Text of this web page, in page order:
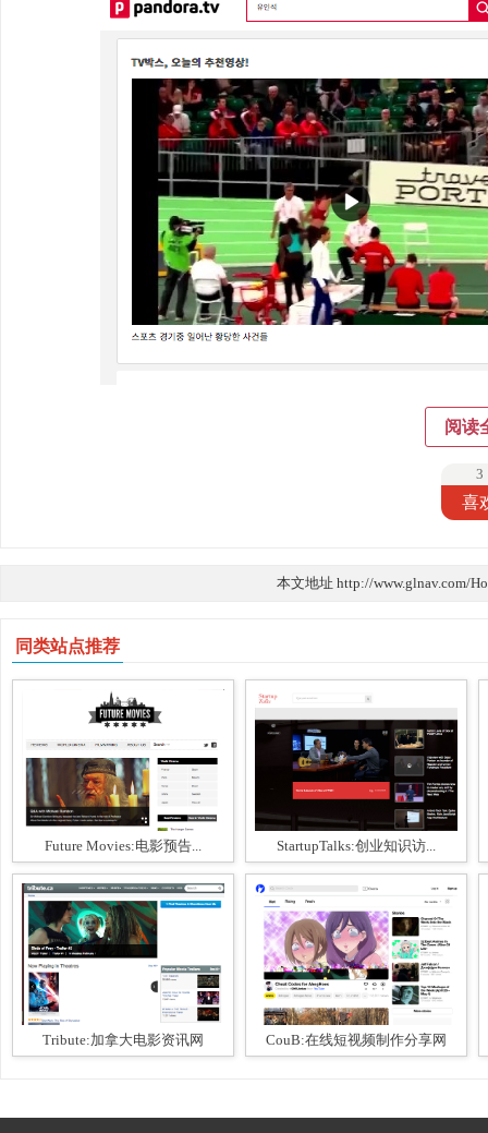
阅读
3
喜
本文地址 http://www.glnav.com/
同类站点推荐
Future Movies:电影预告... StartupTalks:创业知识访...
Tribute:加拿大电影资讯网 CouB:在线短视频制作分享网